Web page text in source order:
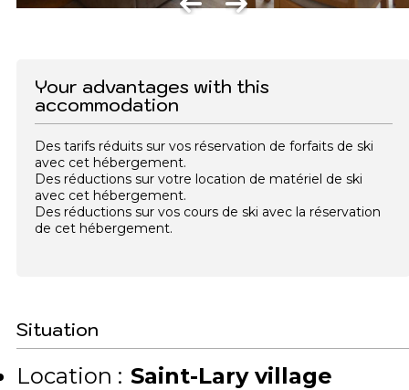
Your advantages with this
accommodation
Des tarifs réduits sur vos réservation de forfaits de ski
avec cet hébergement.
Des réductions sur votre location de matériel de ski
avec cet hébergement.
Des réductions sur vos cours de ski avec la réservation
de cet hébergement.
Situation
Location : Saint-Lary village